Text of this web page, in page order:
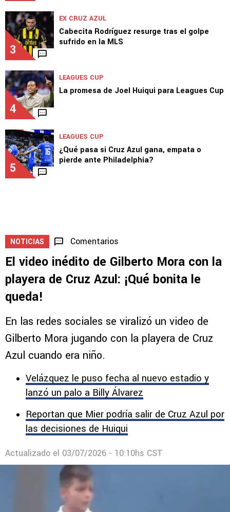
3
EX CRUZ AZUL
Cabecita Rodríguez resurge tras el golpe
sufrido en la MLS
4
LEAGUES CUP
La promesa de Joel Huiqui para Leagues Cup
5
LEAGUES CUP
¿Qué pasa si Cruz Azul gana, empata o
pierde ante Philadelphia?
NOTICIAS Comentarios
El video inédito de Gilberto Mora con la
playera de Cruz Azul: ¡Qué bonita le
queda!
En las redes sociales se viralizó un video de
Gilberto Mora jugando con la playera de Cruz
Azul cuando era niño.
Velázquez le puso fecha al nuevo estadio y
lanzó un palo a Billy Álvarez
Reportan que Mier podría salir de Cruz Azul por
las decisiones de Huiqui
Actualizado el 03/07/2026 - 10:10hs CST